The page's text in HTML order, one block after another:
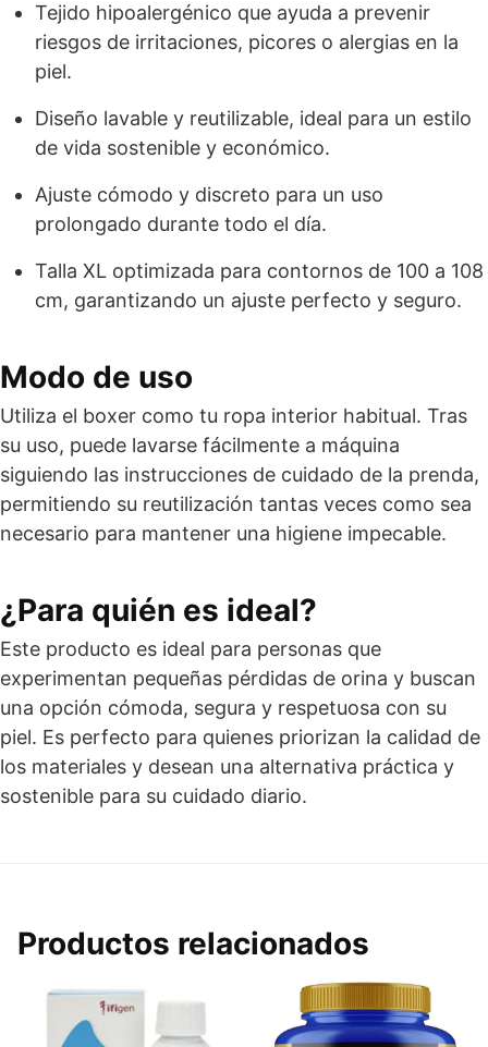
Tejido hipoalergénico que ayuda a prevenir
riesgos de irritaciones, picores o alergias en la
piel.
Diseño lavable y reutilizable, ideal para un estilo
de vida sostenible y económico.
Ajuste cómodo y discreto para un uso
prolongado durante todo el día.
Talla XL optimizada para contornos de 100 a 108
cm, garantizando un ajuste perfecto y seguro.
Modo de uso
Utiliza el boxer como tu ropa interior habitual. Tras
su uso, puede lavarse fácilmente a máquina
siguiendo las instrucciones de cuidado de la prenda,
permitiendo su reutilización tantas veces como sea
necesario para mantener una higiene impecable.
¿Para quién es ideal?
Este producto es ideal para personas que
experimentan pequeñas pérdidas de orina y buscan
una opción cómoda, segura y respetuosa con su
piel. Es perfecto para quienes priorizan la calidad de
los materiales y desean una alternativa práctica y
sostenible para su cuidado diario.
Productos relacionados